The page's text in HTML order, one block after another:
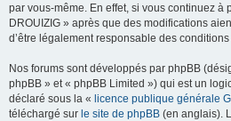
par vous-même. En effet, si vous continuez à
DROUIZIG » après que des modifications
d’être légalement responsable des
Nos forums sont développés par phpBB
phpBB » et « phpBB Limited ») qui est un
déclaré sous la « licence publique générale
téléchargé sur le site de phpBB (en anglais).